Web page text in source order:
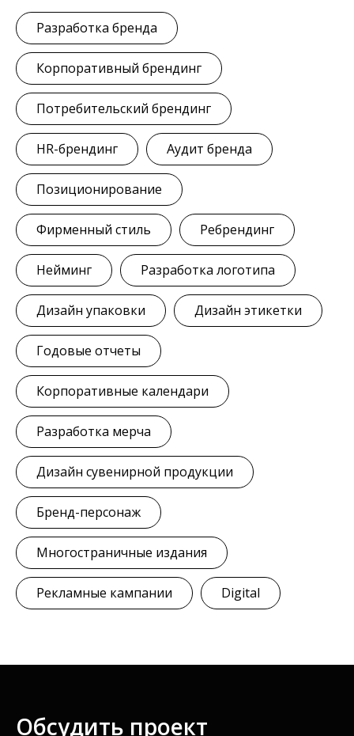
Разработка бренда
Корпоративный брендинг
Потребительский брендинг
HR-брендинг Аудит бренда
Позиционирование
Фирменный стиль Ребрендинг
Нейминг Разработка логотипа
Дизайн упаковки Дизайн этикетки
Годовые отчеты
Корпоративные календари
Разработка мерча
Дизайн сувенирной продукции
Бренд-персонаж
Многостраничные издания
Рекламные кампании Digital
Обсудить проект